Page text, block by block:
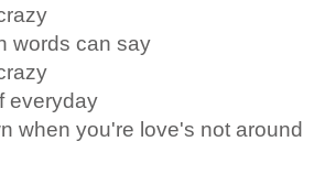
words can say
everyday
when you're love's not around